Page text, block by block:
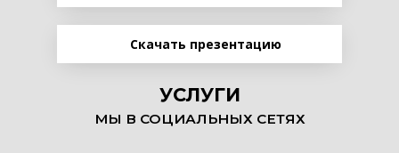
Скачать презентацию
УСЛУГИ
МЫ В СОЦИАЛЬНЫХ СЕТЯХ